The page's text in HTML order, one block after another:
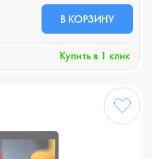
В КОРЗИНУ
Купить в 1 клик